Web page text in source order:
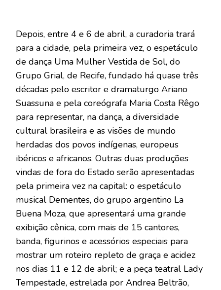
Depois, entre 4 e 6 de abril, a curadoria trará
para a cidade, pela primeira vez, o espetáculo
de dança Uma Mulher Vestida de Sol, do
Grupo Grial, de Recife, fundado há quase três
décadas pelo escritor e dramaturgo Ariano
Suassuna e pela coreógrafa Maria Costa Rêgo
para representar, na dança, a diversidade
cultural brasileira e as visões de mundo
herdadas dos povos indígenas, europeus
ibéricos e africanos. Outras duas produções
vindas de fora do Estado serão apresentadas
pela primeira vez na capital: o espetáculo
musical Dementes, do grupo argentino La
Buena Moza, que apresentará uma grande
exibição cênica, com mais de 15 cantores,
banda, figurinos e acessórios especiais para
mostrar um roteiro repleto de graça e acidez
nos dias 11 e 12 de abril; e a peça teatral Lady
Tempestade, estrelada por Andrea Beltrão,